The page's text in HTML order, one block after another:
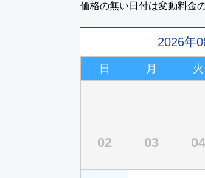
価格の無い日付は変動料金
2026年
日 月 火
02 03 04